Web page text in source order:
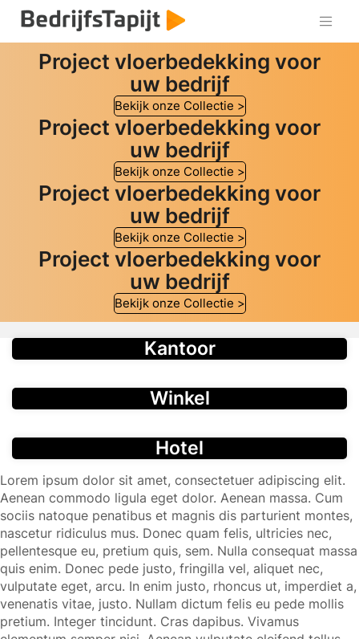
Project vloerbedekking voor
uw bedrijf
Bekijk onze Collectie >
Project vloerbedekking voor
uw bedrijf
Bekijk onze Collectie >
Project vloerbedekking voor
uw bedrijf
Bekijk onze Collectie >
Project vloerbedekking voor
uw bedrijf
Bekijk onze Collectie >
Kantoor
Winkel
Hotel
Lorem ipsum dolor sit amet, consectetuer adipiscing elit.
Aenean commodo ligula eget dolor. Aenean massa. Cum
sociis natoque penatibus et magnis dis parturient montes,
nascetur ridiculus mus. Donec quam felis, ultricies nec,
pellentesque eu, pretium quis, sem. Nulla consequat massa
quis enim. Donec pede justo, fringilla vel, aliquet nec,
vulputate eget, arcu. In enim justo, rhoncus ut, imperdiet a,
venenatis vitae, justo. Nullam dictum felis eu pede mollis
pretium. Integer tincidunt. Cras dapibus. Vivamus